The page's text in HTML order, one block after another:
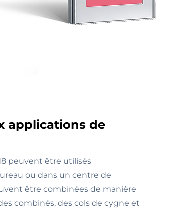
applications de
peuvent être utilisés
ou dans un centre de
être combinées de manière
combinés, des cols de cygne et